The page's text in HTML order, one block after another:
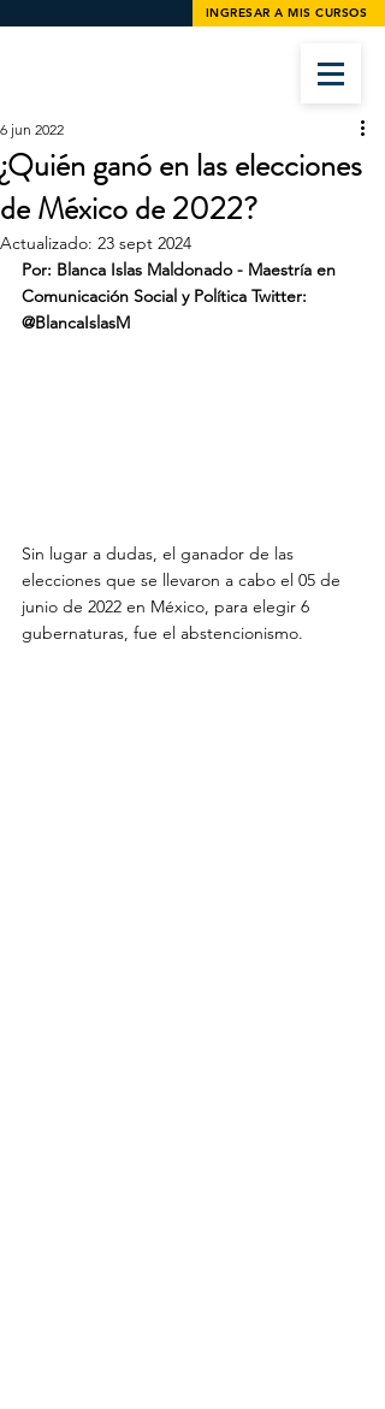
INGRESAR A MIS CURSOS
¿Quién ganó en las elecciones
de México de 2022?
6 jun 2022
Actualizado: 23 sept 2024
Por: Blanca Islas Maldonado - Maestría en
Comunicación Social y Política Twitter:
@BlancaIslasM
Sin lugar a dudas, el ganador de las
elecciones que se llevaron a cabo el 05 de
junio de 2022 en México, para elegir 6
gubernaturas, fue el abstencionismo.